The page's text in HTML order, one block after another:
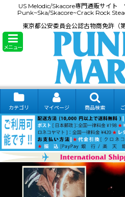
US Melodic/Skacore専門通販サイ
Punk~Ska/Skacore~Crack Rock
東京都公安委員会公認古物商免許（
メニュー
カテゴリ マイページ 商品検索